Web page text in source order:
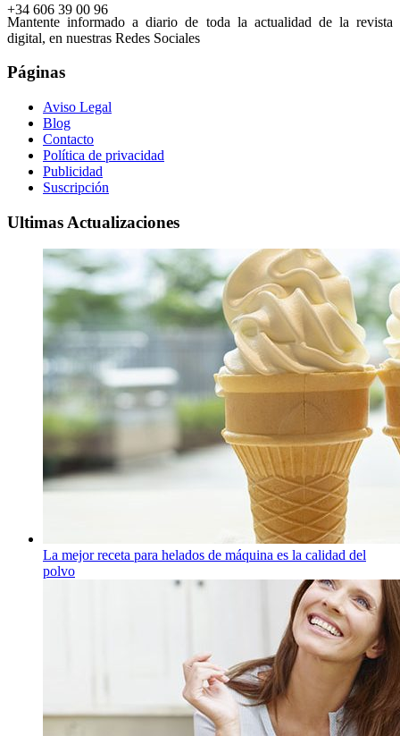
+34 606 39 00 96
Mantente informado a diario de toda la actualidad de la revista
digital, en nuestras Redes Sociales
Páginas
Aviso Legal
Blog
Contacto
Política de privacidad
Publicidad
Suscripción
Ultimas Actualizaciones
La mejor receta para helados de máquina es la calidad del
polvo